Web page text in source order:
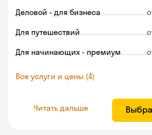
Деловой - для бизнеса
Для путешествий
Для начинающих - премиум
Все услуги и цены (4)
Читать дальше